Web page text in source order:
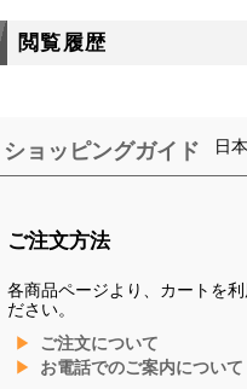
閲覧履歴
ショッピングガイド 日
ご注文方法
各商品ページより、カートを利
ださい。
ご注文について
お電話でのご案内について